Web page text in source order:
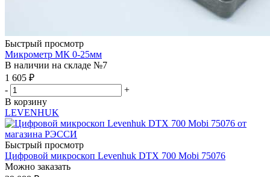
Быстрый просмотр
Микрометр МК 0-25мм
В наличии на складе №7
1 605 ₽
-
+
В корзину
LEVENHUK
Быстрый просмотр
Цифровой микроскоп Levenhuk DTX 700 Mobi 75076
Можно заказать